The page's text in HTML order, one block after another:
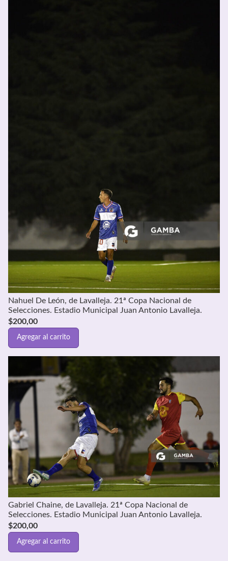
Nahuel De León, de Lavalleja. 21ª Copa Nacional de
Selecciones. Estadio Municipal Juan Antonio Lavalleja.
$200,00
Agregar al carrito
Gabriel Chaine, de Lavalleja. 21ª Copa Nacional de
Selecciones. Estadio Municipal Juan Antonio Lavalleja.
$200,00
Agregar al carrito